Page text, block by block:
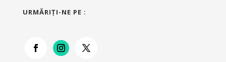
URMĂRIŢI-NE PE :